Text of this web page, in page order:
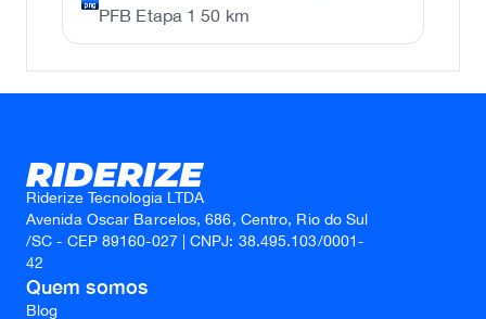
png PFB Etapa 1 50 km
Riderize Tecnologia LTDA
Avenida Oscar Barcelos, 686, Centro, Rio do Sul
/SC - CEP 89160-027 | CNPJ: 38.495.103/0001-
42
Quem somos
Blog